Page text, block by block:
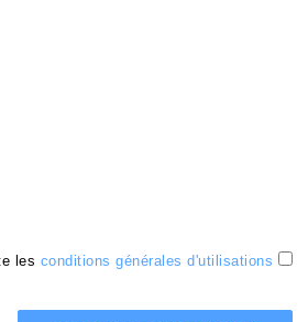
les conditions générales d'utilisations